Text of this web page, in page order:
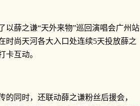
以薛之谦“天外来物”巡回演唱会广州站
时尚天河各大入口处连续5天投放薛之
卡互动。
同时，还联动薛之谦粉丝后援会，